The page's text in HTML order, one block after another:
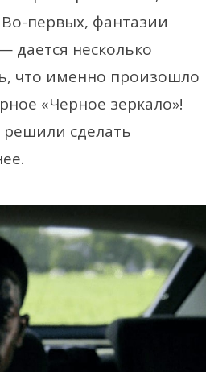
первых, фантазии
дается несколько
что именно произошло
«Черное зеркало»!
сделать